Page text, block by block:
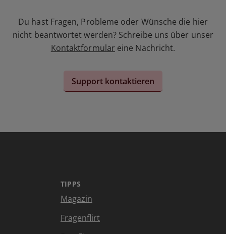
Du hast Fragen, Probleme oder Wünsche die hier
nicht beantwortet werden? Schreibe uns über unser
Kontaktformular eine Nachricht.
Support kontaktieren
TIPPS
Magazin
Fragenflirt